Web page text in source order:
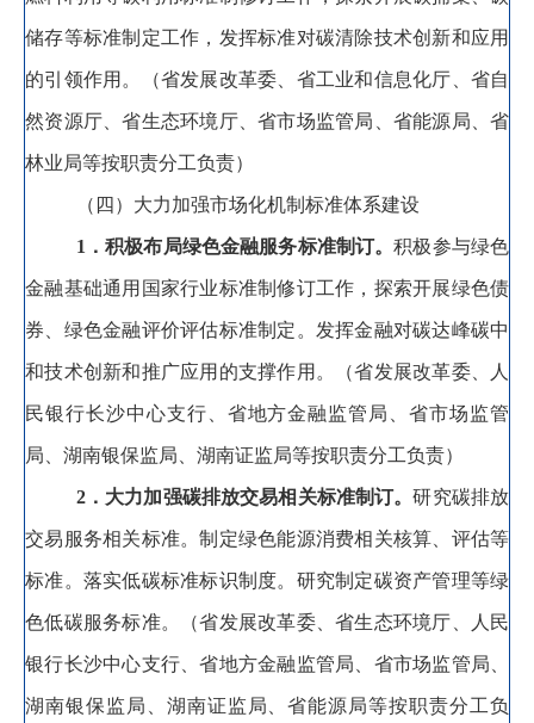
储存等标准制定工作 ， 发挥标准对碳清除技术创新和应用
的引领作用。 （省发展改革委、省工业和信息化厅、省自
然资源厅、省生态环境厅、省市场监管局、省能源局、省
林业局等按职责分工负责）
（四）大力加强市场化机制标准体系建设
1 ．积极布局绿色金融服务标准制订。积极参与绿色
金融基础通用国家行业标准制修订工作 ， 探索开展绿色债
券、绿色金融评价评估标准制定 。 发挥金融对碳达峰碳中
和技术创新和推广应用的支撑作用 。 （省发展改革委、人
民银行长沙中心支行、省地方金融监管局、省市场监管
局、湖南银保监局、湖南证监局等按职责分工负责）
2．大力加强碳排放交易相关标准制订。研究碳排放
交易服务相关标准。制定绿色能源消费相关核算、评估等
标准。落实低碳标准标识制度。 研究制定碳资产管理等绿
色低碳服务标准。 （省发展改革委、省生态环境厅、人民
银行长沙中心支行、省地方金融监管局、省市场监管局、
湖南银保监局、湖南证监局、省能源局等按职责分工负